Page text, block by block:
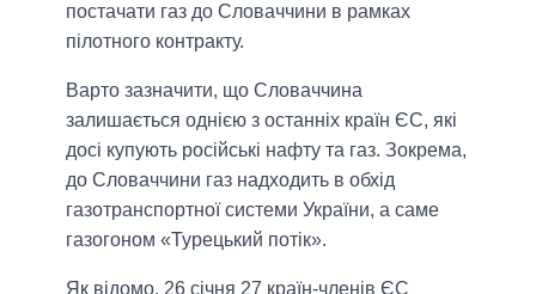
постачати газ до Словаччини в рамках
пілотного контракту.
Варто зазначити, що Словаччина
залишається однією з останніх країн ЄС, які
досі купують російські нафту та газ. Зокрема,
до Словаччини газ надходить в обхід
газотранспортної системи України, а саме
газогоном «Турецький потік».
Як відомо, 26 січня 27 країн-членів ЄС